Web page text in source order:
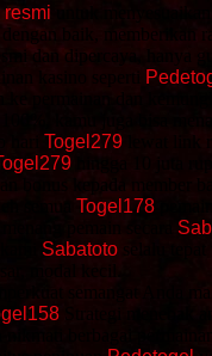
resmi untuk
baik, memberikan
dan dipercaya, hanya
kasino seperti
permainan dan
hariTogel279 lewat link
bonus kepada member
semuaTogel178
pemain secara
Sabatoto selalu
modal kecil.
semangat Anda
Strategi menebak
berbagai